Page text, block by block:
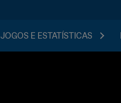
JOGOS E ESTATÍSTICAS